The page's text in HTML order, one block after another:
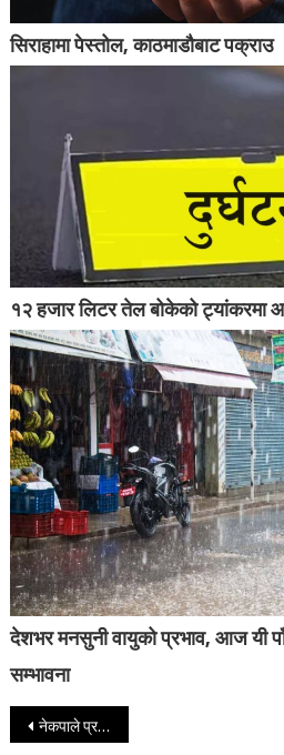
सिराहामा पेस्तोल, काठमाडौबाट पक्राउ
१२ हजार लिटर तेल बोकेको ट्यांकरमा
देशभर मनसुनी वायुको प्रभाव, आज यी
सम्भावना
Post navigation
नेकपाले प्रत्यक्षमा ६० सिट जित्ने प्रचण्डको दाबी